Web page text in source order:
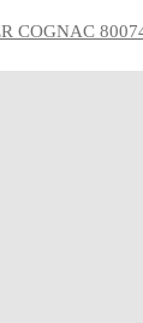
COGNAC